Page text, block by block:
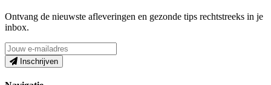
Ontvang de nieuwste afleveringen en gezonde tips rechtstreeks in je
inbox.
Inschrijven